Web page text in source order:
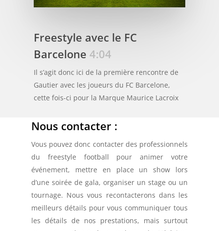
Freestyle avec le FC
Barcelone 4:04
Il s’agit donc ici de la première rencontre de
Gautier avec les joueurs du FC Barcelone,
cette fois-ci pour la Marque Maurice Lacroix
Nous contacter :
Vous pouvez donc contacter des professionnels
du freestyle football pour animer votre
événement, mettre en place un show lors
d’une soirée de gala, organiser un stage ou un
tournage. Nous vous recontacterons dans les
meilleurs détails pour vous communiquer tous
les détails de nos prestations, mais surtout